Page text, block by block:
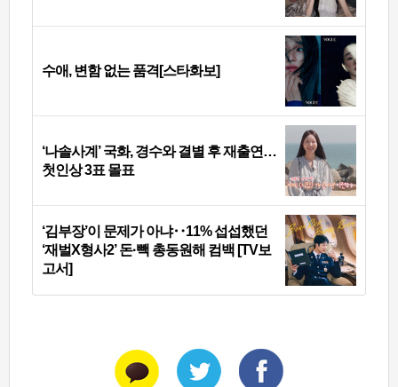
수애, 변함 없는 품격[스타화보]
‘나솔사계’ 국화, 경수와 결별 후 재출연…
첫인상 3표 몰표
‘김부장’이 문제가 아냐‥11% 섭섭했던
‘재벌X형사2’ 돈·빽 총동원해 컴백 [TV보
고서]